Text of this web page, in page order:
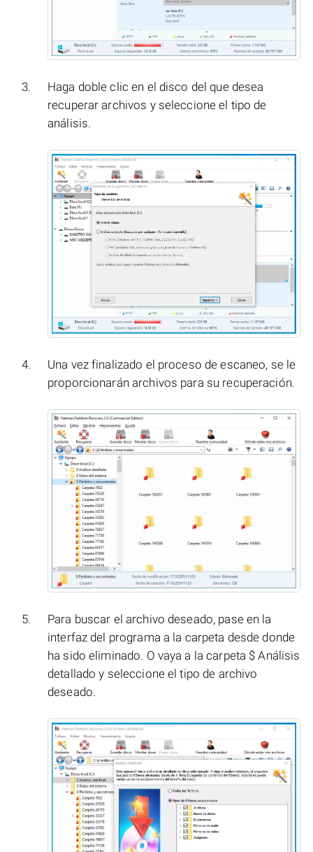
Haga doble clic en el disco del que desea
recuperar archivos y seleccione el tipo de
análisis.
Una vez finalizado el proceso de escaneo, se le
proporcionarán archivos para su recuperación.
Para buscar el archivo deseado, pase en la
interfaz del programa a la carpeta desde donde
ha sido eliminado. O vaya a la carpeta $ Análisis
detallado y seleccione el tipo de archivo
deseado.